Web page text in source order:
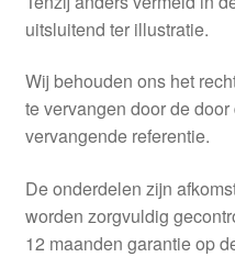
uitsluitend ter illustratie.
Wij behouden ons het
te vervangen door de
vervangende referentie.
De onderdelen zijn
worden zorgvuldig
12 maanden garantie op